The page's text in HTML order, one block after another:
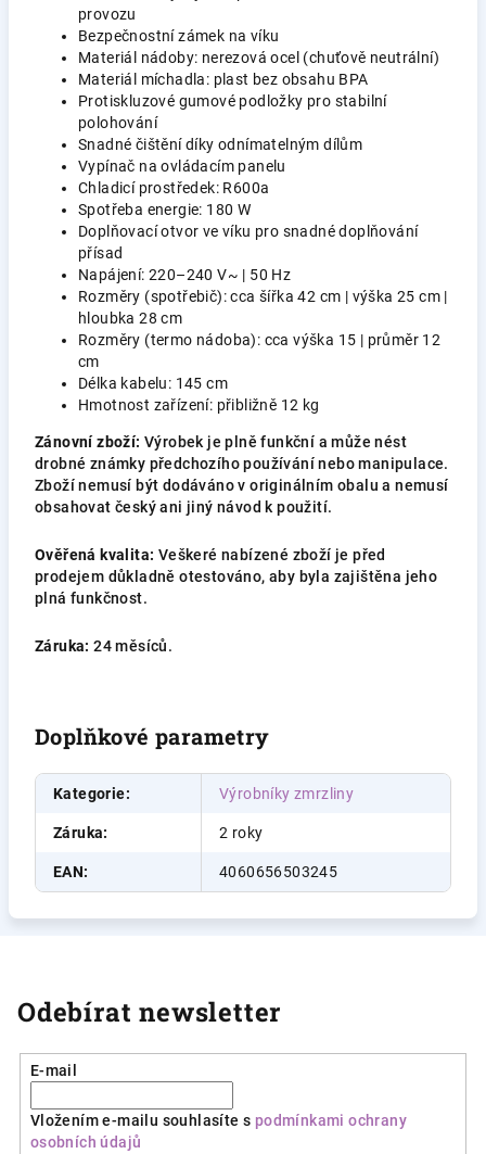
provozu
Bezpečnostní zámek na víku
Materiál nádoby: nerezová ocel (chuťově neutrální)
Materiál míchadla: plast bez obsahu BPA
Protiskluzové gumové podložky pro stabilní
polohování
Snadné čištění díky odnímatelným dílům
Vypínač na ovládacím panelu
Chladicí prostředek: R600a
Spotřeba energie: 180 W
Doplňovací otvor ve víku pro snadné doplňování
přísad
Napájení: 220–240 V~ | 50 Hz
Rozměry (spotřebič): cca šířka 42 cm | výška 25 cm |
hloubka 28 cm
Rozměry (termo nádoba): cca výška 15 | průměr 12
cm
Délka kabelu: 145 cm
Hmotnost zařízení: přibližně 12 kg
Zánovní zboží: Výrobek je plně funkční a může nést
drobné známky předchozího používání nebo manipulace.
Zboží nemusí být dodáváno v originálním obalu a nemusí
obsahovat český ani jiný návod k použití.
Ověřená kvalita: Veškeré nabízené zboží je před
prodejem důkladně otestováno, aby byla zajištěna jeho
plná funkčnost.
Záruka:24 měsíců.
Doplňkové parametry
Kategorie: Výrobníky zmrzliny
Záruka: 2 roky
EAN: 4060656503245
Odebírat newsletter
E-mail
Vložením e-mailu souhlasíte s podmínkami ochrany
osobních údajů